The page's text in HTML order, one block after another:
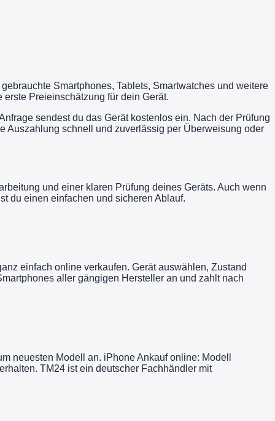
Smartphones, Tablets, Smartwatches und weitere
Preieinschätzung für dein Gerät.
sendest du das Gerät kostenlos ein. Nach der Prüfung
Auszahlung schnell und zuverlässig per Überweisung oder
und einer klaren Prüfung deines Geräts. Auch wenn
du einen einfachen und sicheren Ablauf.
einfach online verkaufen. Gerät auswählen, Zustand
aller gängigen Hersteller an und zahlt nach
neuesten Modell an. iPhone Ankauf online: Modell
TM24 ist ein deutscher Fachhändler mit